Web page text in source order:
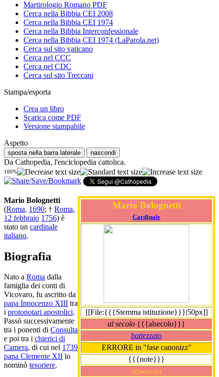
Martirologio Romano PDF
Cerca nella Bibbia CEI 2008
Cerca nella Bibbia CEI 1974
Cerca nella Bibbia Interconfessionale
Cerca nella Bibbia CEI 1974 (LaParola.net)
Cerca sul sito vaticano
Cerca nel CCC
Cerca nel CDC
Cerca sul sito Treccani
Stampa/esporta
Crea un libro
Scarica come PDF
Versione stampabile
Aspetto
sposta nella barra laterale nascondi
Da Cathopedia, l'enciclopedia cattolica.
100%
Mario Bolognetti
Cardinale
[[File:{{{Stemma istituzione}}}|50px]]
al secolo {{{alsecolo}}}
battezzato
ERRORE in "fase canonizz"
{{{note}}}
{{{motto}}}
Mario Bolognetti
(Roma, 1690; † Roma,
12 febbraio 1756) è
stato un cardinale
italiano.
Biografia
Nato a Roma dalla
famiglia dei conti di
Vicovaro, fu ascritto da
papa Innocenzo XIII tra
i protonotari apostolici.
Passò successivamente
tra i ponenti di Consulta
e poi tra i chierici di
Camera, di cui nel 1739
papa Clemente XII lo
nominò tesoriere.